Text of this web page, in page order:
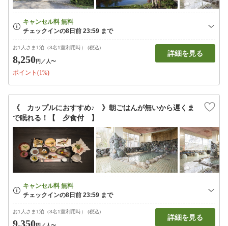
お1人さま1泊（3名1室利用時） (税込)
8,250円 ／人〜
ポイント(1%)
詳細を見る
《 カップルにおすすめ♪ 》朝ごはんが無いから遅くま
で眠れる！【 夕食付 】
お1人さま1泊（3名1室利用時） (税込)
9,350
詳細を見る